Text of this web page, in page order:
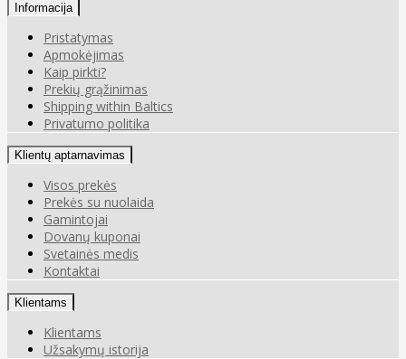
Informacija
Pristatymas
Apmokėjimas
Kaip pirkti?
Prekių grąžinimas
Shipping within Baltics
Privatumo politika
Klientų aptarnavimas
Visos prekės
Prekės su nuolaida
Gamintojai
Dovanų kuponai
Svetainės medis
Kontaktai
Klientams
Klientams
Užsakymų istorija